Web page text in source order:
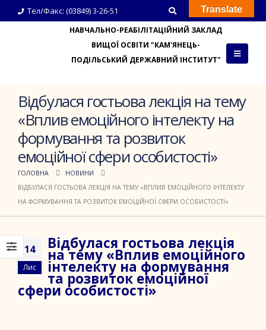
Тел/Факс: (03849) 3-26-51
НАВЧАЛЬНО-РЕАБІЛІТАЦІЙНИЙ ЗАКЛАД
ВИЩОЇ ОСВІТИ "КАМ'ЯНЕЦЬ-
ПОДІЛЬСЬКИЙ ДЕРЖАВНИЙ ІНСТИТУТ"
Відбулася гостьова лекція на тему
«Вплив емоційного інтелекту на
формування та розвиток
емоційної сфери особистості»
ГОЛОВНА
НОВИНИ
ВІДБУЛАСЯ ГОСТЬОВА ЛЕКЦІЯ НА ТЕМУ «ВПЛИВ ЕМОЦІЙНОГО ІНТЕЛЕКТУ
НА ФОРМУВАННЯ ТА РОЗВИТОК ЕМОЦІЙНОЇ СФЕРИ ОСОБИСТОСТІ»
14
Лис
Відбулася гостьова лекція
на тему «Вплив емоційного
інтелекту на формування
та розвиток емоційної
сфери особистості»
Translate